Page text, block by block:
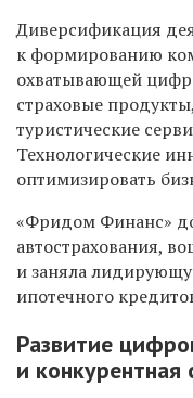
Диверсификация
к формированию
охватывающей
страховые
туристические
Технологические
оптимизировать
«Фридом Финанс»
автострахования,
и заняла
ипотечного
Развитие
и конкурентная